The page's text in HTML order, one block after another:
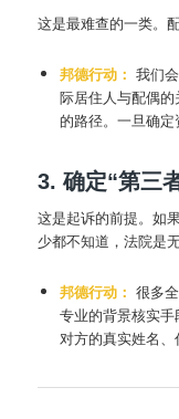
这是最难查的一类。
邦德行动： 我们
际居住人与配偶
的路径。一旦确定
3. 确定“第三
这是起诉的前提。如
少都不知道，法院是
邦德行动： 很多
专业的背景核实
对方的真实姓名、